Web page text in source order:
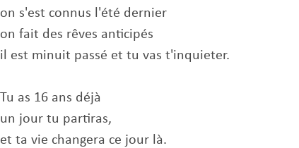
on s'est connus l'été dernier
on fait des rêves anticipés
il est minuit passé et tu vas t'inquieter.
Tu as 16 ans déjà
un jour tu partiras,
et ta vie changera ce jour là.